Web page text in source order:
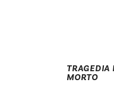
TRAGEDIA
MORTO